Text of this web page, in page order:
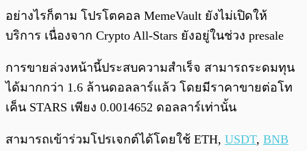
อย่างไรก็ตาม โปรโตคอล MemeVault ยังไม่เปิดให้
บริการ เนื่องจาก Crypto All-Stars ยังอยู่ในช่วง presale
การขายล่วงหน้านี้ประสบความสำเร็จ สามารถระดมทุน
ได้มากกว่า 1.6 ล้านดอลลาร์แล้ว โดยมีราคาขายต่อโท
เค็น STARS เพียง 0.0014652 ดอลลาร์เท่านั้น
สามารถเข้าร่วมโปรเจกต์ได้โดยใช้ ETH, USDT, BNB